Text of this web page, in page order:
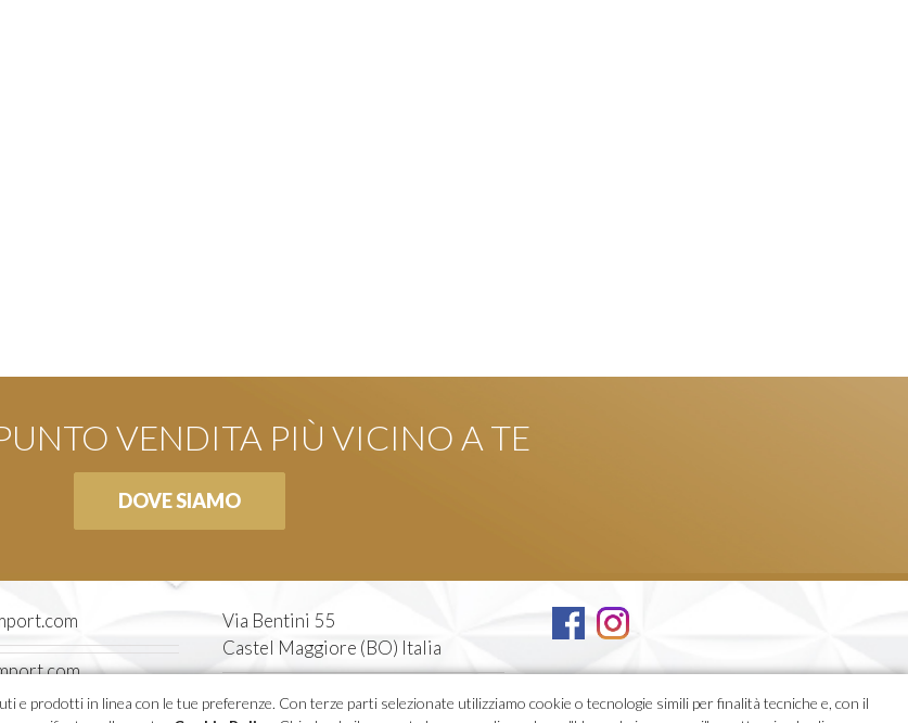
VENDITA PIÙ VICINO A TE
DOVE SIAMO
Via Bentini 55
Castel Maggiore (BO) Italia
Tel. 051 7094611
prodotti in linea con le tue preferenze. Con terze parti selezionate utilizziamo cookie o tecnologie simili per finalità tecniche e, con il